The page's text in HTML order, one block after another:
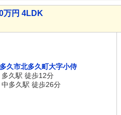
万円 4LDK
久市北多久町大字小侍
多久駅 徒歩12分
中多久駅 徒歩26分